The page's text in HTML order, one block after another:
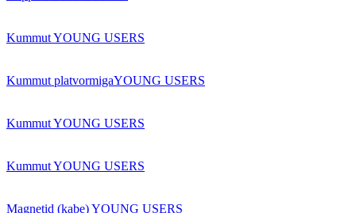
Kummut YOUNG USERS
Kummut platvormigaYOUNG USERS
Kummut YOUNG USERS
Kummut YOUNG USERS
Magnetid (kabe) YOUNG USERS